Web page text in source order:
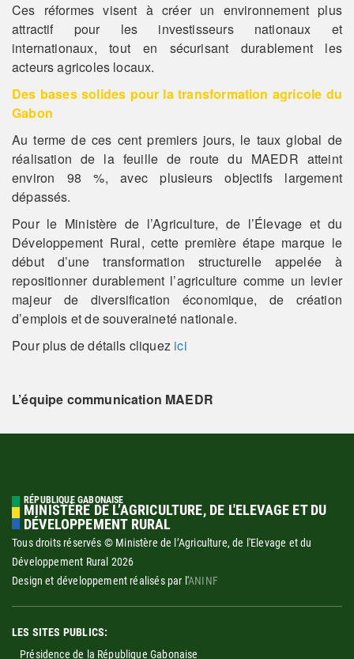
Ces réformes visent à créer un environnement plus
attractif pour les investisseurs nationaux et
internationaux, tout en sécurisant durablement les
acteurs agricoles locaux.
Des bases solides pour la transformation agricole du
Gabon
Au terme de ces cent premiers jours, le taux global de
réalisation de la feuille de route du MAEDR atteint
environ 98 %, avec plusieurs objectifs largement
dépassés.
Pour le Ministère de l’Agriculture, de l’Élevage et du
Développement Rural, cette première étape marque le
début d’une transformation structurelle appelée à
repositionner durablement l’agriculture comme un levier
majeur de diversification économique, de création
d’emplois et de souveraineté nationale.
Pour plus de détails cliquez ici
L’équipe communication MAEDR
RÉPUBLIQUE GABONAISE
MINISTÈRE DE L’AGRICULTURE, DE L'ELEVAGE ET DU
DÉVELOPPEMENT RURAL
Tous droits réservés © Ministère de l’Agriculture, de l'Elevage et du
Développement Rural 2026
Design et développement réalisés par l'ANINF
LES SITES PUBLICS:
Présidence de la République Gabonaise